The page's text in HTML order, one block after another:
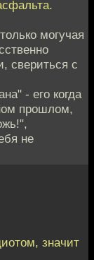
могучая
свериться с
- его когда
прошлом,
не
значит